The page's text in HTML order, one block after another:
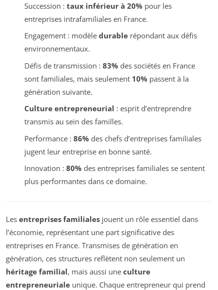
Succession : taux inférieur à 20% pour les
entreprises intrafamiliales en France.
Engagement : modèle durablerépondant aux défis
environnementaux.
Défis de transmission : 83% des sociétés en France
sont familiales, mais seulement 10% passent à la
génération suivante.
Culture entrepreneurial : esprit d’entreprendre
transmis au sein des familles.
Performance : 86% des chefs d’entreprises familiales
jugent leur entreprise en bonne santé.
Innovation : 80% des entreprises familiales se sentent
plus performantes dans ce domaine.
Les entreprises familiales jouent un rôle essentiel dans
l’économie, représentant une part significative des
entreprises en France. Transmises de génération en
génération, ces structures reflètent non seulement un
héritage familial, mais aussi une culture
entrepreneuriale unique. Chaque entrepreneur qui prend